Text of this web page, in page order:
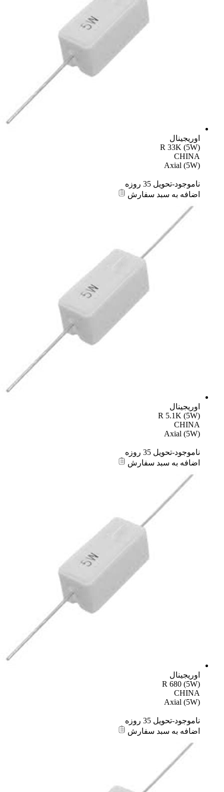
اوریجینال
R 33K (5W)
CHINA
Axial (5W)
ناموجود-تحویل 35 روزه
اضافه به سبد سفارش
اوریجینال
R 5.1K (5W)
CHINA
Axial (5W)
ناموجود-تحویل 35 روزه
اضافه به سبد سفارش
اوریجینال
R 680 (5W)
CHINA
Axial (5W)
ناموجود-تحویل 35 روزه
اضافه به سبد سفارش